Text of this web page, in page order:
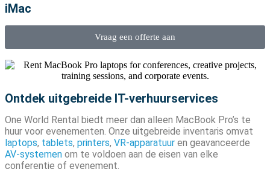
iMac
Vraag een offerte aan
Ontdek uitgebreide IT-verhuurservices
One World Rental biedt meer dan alleen MacBook Pro’s te
huur voor evenementen. Onze uitgebreide inventaris omvat
laptops, tablets, printers, VR-apparatuur en geavanceerde
AV-systemen om te voldoen aan de eisen van elke
conferentie of evenement.